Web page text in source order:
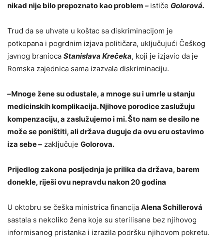
nikad nije bilo prepoznato kao problem – ističe Golorová.
Trud da se uhvate u koštac sa diskriminacijom je
potkopana i pogrdnim izjava političara, uključujući Češkog
javnog branioca Stanislava Krečeka, koji je izjavio da je
Romska zajednica sama izazvala diskriminaciju.
–Mnoge žene su odustale, a mnoge su i umrle u stanju
medicinskih komplikacija. Njihove porodice zaslužuju
kompenzaciju, a zaslužujemo i mi. Što nam se desilo ne
može se poništiti, ali država duguje da ovu eru ostavimo
iza sebe– zaključuje Golorova.
Prijedlog zakona posljednja je prilika da država, barem
donekle, riješi ovu nepravdu nakon 20 godina
U oktobru se češka ministrica financija Alena Schillerová
sastala s nekoliko žena koje su sterilisane bez njihovog
informisanog pristanka i izrazila podršku njihovom pokretu.